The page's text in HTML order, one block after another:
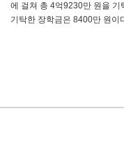
에 걸쳐 총 4억9230만 원을 기
기탁한 장학금은 8400만 원이